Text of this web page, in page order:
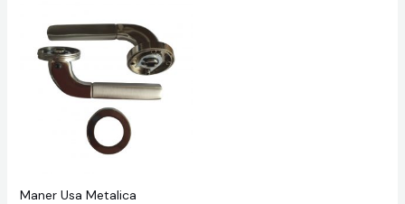
Maner Usa Metalica